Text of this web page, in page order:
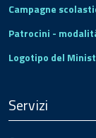
Campagne
Patrocini -
Logotipo del
Servizi